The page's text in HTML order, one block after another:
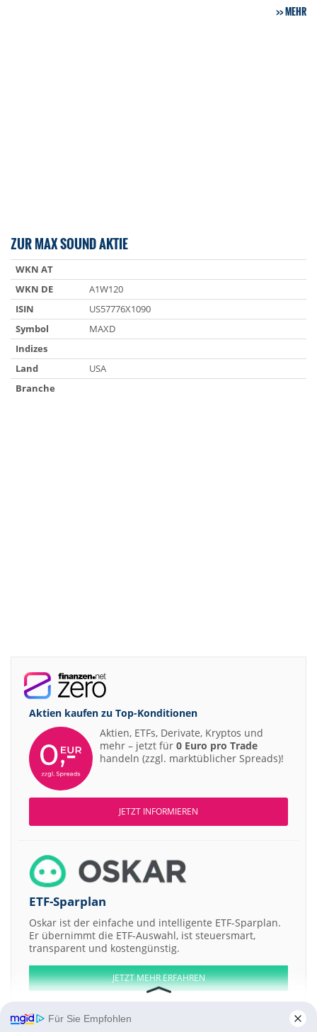
MEHR
ZUR MAX SOUND AKTIE
WKN AT
WKN DE
A1W120
ISIN
US57776X1090
Symbol
MAXD
Indizes
Land
USA
Branche
Aktien kaufen zu Top-Konditionen
Aktien, ETFs, Derivate, Kryptos und
mehr – jetzt für 0 Euro pro Trade
handeln (zzgl. marktüblicher Spreads)!
JETZT INFORMIEREN
ETF-Sparplan
Oskar ist der einfache und intelligente ETF-Sparplan.
Er übernimmt die ETF-Auswahl, ist steuersmart,
transparent und kostengünstig.
JETZT MEHR ERFAHREN
Für Sie Empfohlen